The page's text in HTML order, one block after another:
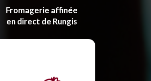
Fromagerie affinée
en direct de Rungis